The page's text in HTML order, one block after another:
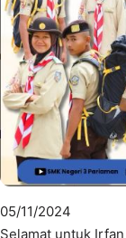
05/11/2024
Selamat untuk